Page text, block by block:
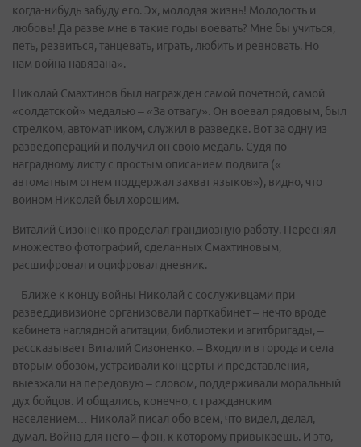
когда-нибудь забуду его. Эх, молодая жизнь! Молодость и
любовь! Да разве мне в такие годы воевать? Мне бы учиться,
петь, резвиться, танцевать, играть, любить и ревновать. Но
нам война навязана».
Николай Смахтинов был награжден самой почетной, самой
«солдатской» медалью – «За отвагу». Он воевал рядовым, был
стрелком, автоматчиком, служил в разведке. Вот за одну из
разведопераций и получил он свою медаль. Судя по
наградному листу с простым описанием подвига («…
автоматным огнем поддержал захват языков»), видно, что
воином Николай был хорошим.
Виталий Сизоненко проделал грандиозную работу. Переснял
множество фотографий, сделанных Смахтиновым,
расшифровал и оцифровал дневник.
– Ближе к концу войны Николай с сослуживцами при
разведдивизионе организовали парткабинет – нечто вроде
кабинета наглядной агитации, библиотеки и агитбригады, –
рассказывает Виталий Сизоненко. – Входили в города и села
вторым обозом, устраивали концерты и представления,
выезжали на передовую – словом, поддерживали моральный
дух бойцов. И общались, конечно, с гражданским
населением… Николай писал обо всем, что видел, делал,
думал. Война для него – фон, к которому привыкаешь. И это,